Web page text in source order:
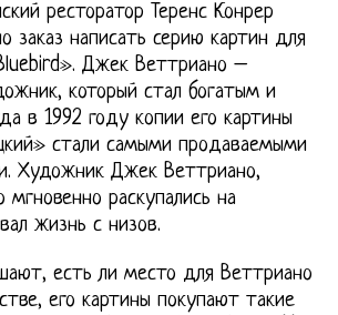
ресторатор Теренс Конрер
заказ написать серию картин для
Джек Веттриано –
который стал богатым и
в 1992 году копии его картины
стали самыми продаваемыми
Художник Джек Веттриано,
мгновенно раскупались на
жизнь с низов.
есть ли место для Веттриано
его картины покупают такие